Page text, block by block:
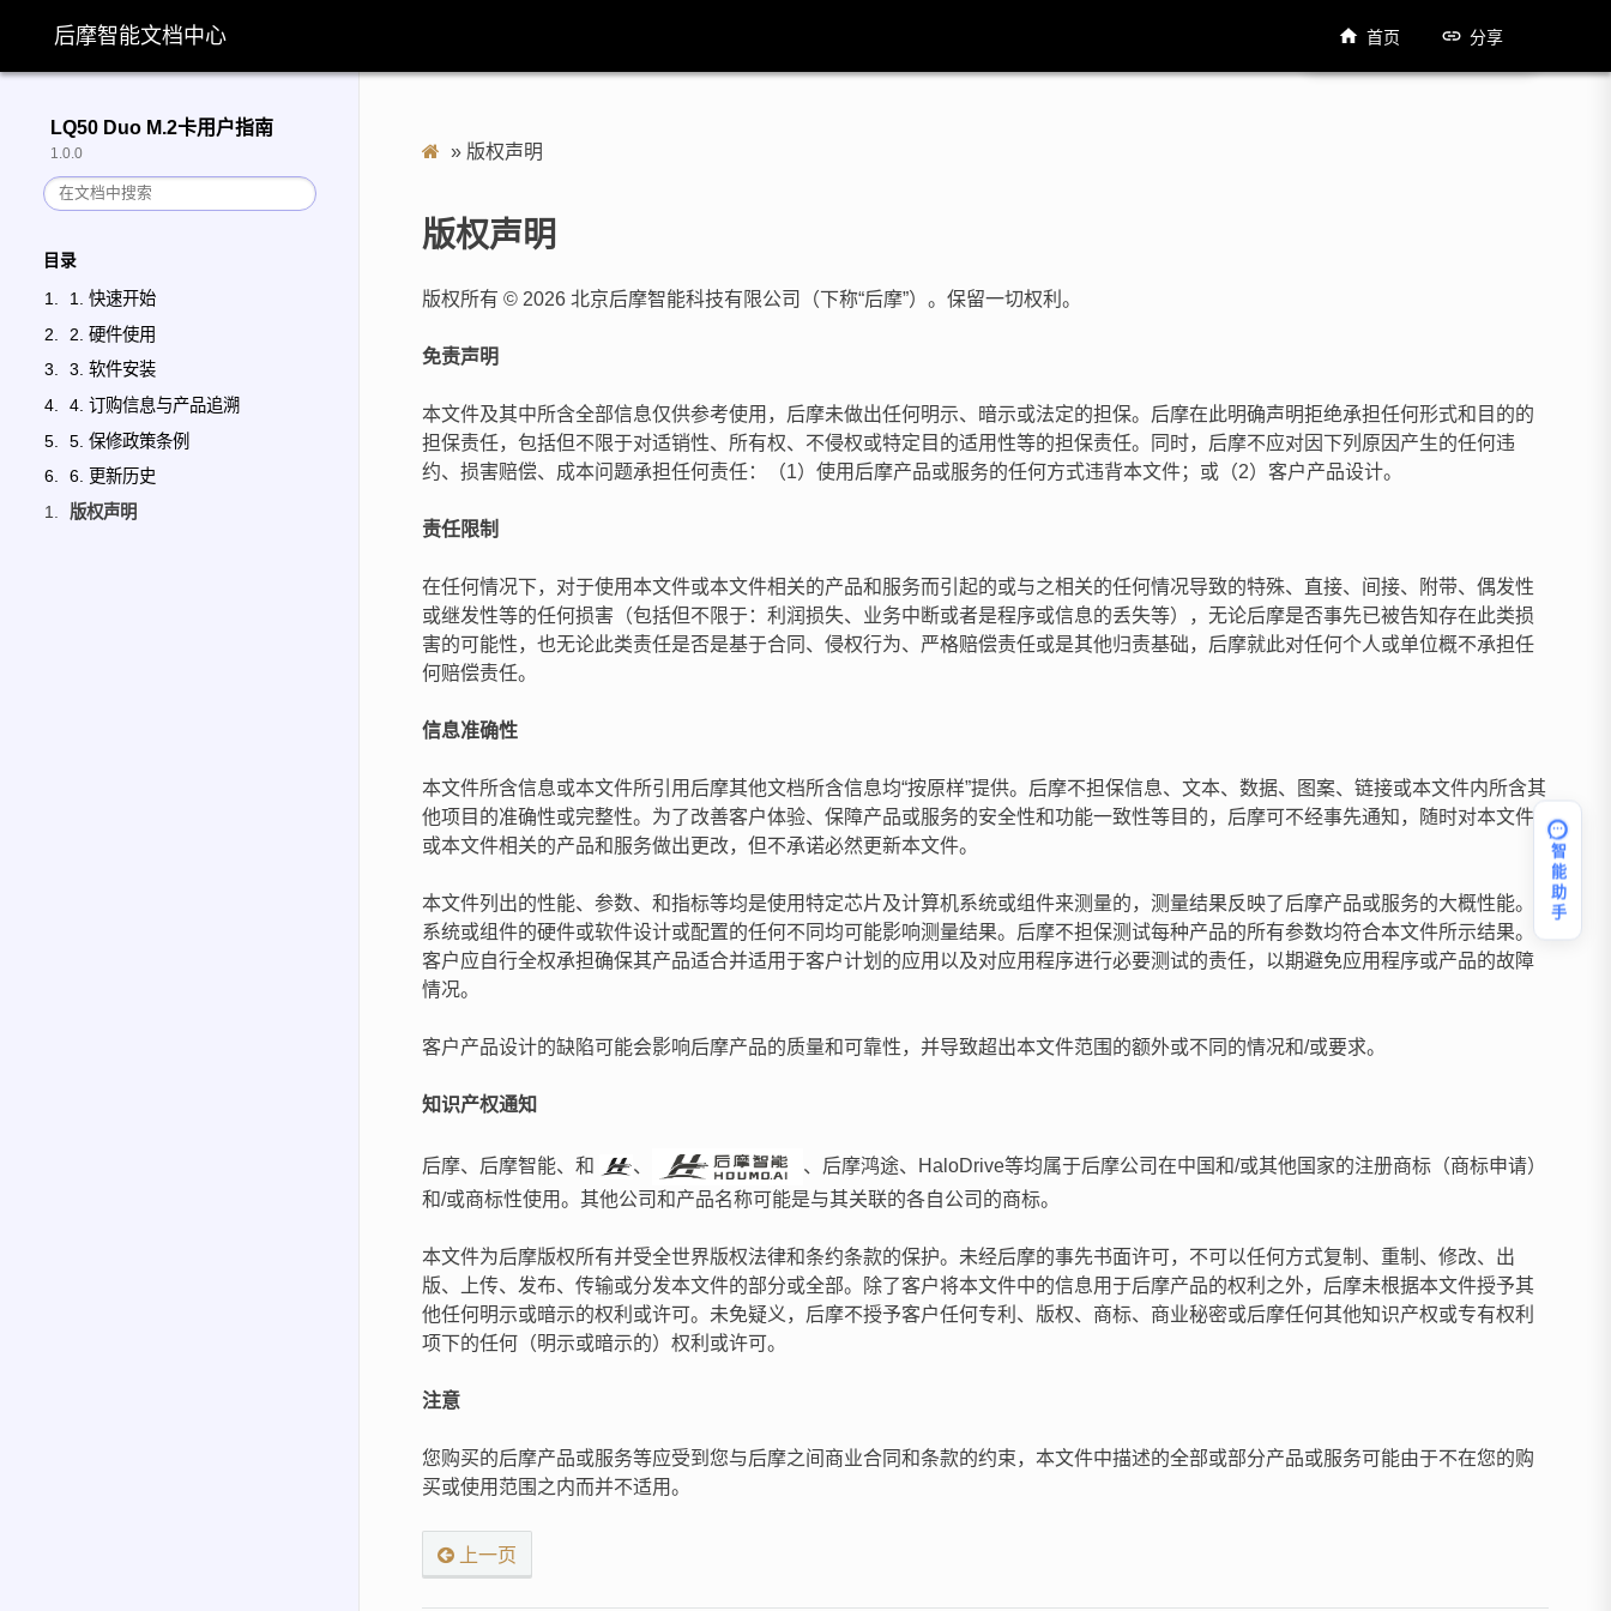
LQ50 Duo M.2卡用户指南
1.0.0
目录
1. 快速开始
2. 硬件使用
3. 软件安装
4. 订购信息与产品追溯
5. 保修政策条例
6. 更新历史
版权声明
» 版权声明
版权声明
版权所有 © 2026 北京后摩智能科技有限公司（下称“后摩”）。保留一切权利。
免责声明
本文件及其中所含全部信息仅供参考使用，后摩未做出任何明示、暗示或法定的担保。后摩在此明确声明拒绝承担任何形式和目的的
担保责任，包括但不限于对适销性、所有权、不侵权或特定目的适用性等的担保责任。同时，后摩不应对因下列原因产生的任何违
约、损害赔偿、成本问题承担任何责任：（1）使用后摩产品或服务的任何方式违背本文件；或（2）客户产品设计。
责任限制
在任何情况下，对于使用本文件或本文件相关的产品和服务而引起的或与之相关的任何情况导致的特殊、直接、间接、附带、偶发性
或继发性等的任何损害（包括但不限于：利润损失、业务中断或者是程序或信息的丢失等），无论后摩是否事先已被告知存在此类损
害的可能性，也无论此类责任是否是基于合同、侵权行为、严格赔偿责任或是其他归责基础，后摩就此对任何个人或单位概不承担任
何赔偿责任。
信息准确性
本文件所含信息或本文件所引用后摩其他文档所含信息均“按原样”提供。后摩不担保信息、文本、数据、图案、链接或本文件内所含其
他项目的准确性或完整性。为了改善客户体验、保障产品或服务的安全性和功能一致性等目的，后摩可不经事先通知，随时对本文件
或本文件相关的产品和服务做出更改，但不承诺必然更新本文件。
本文件列出的性能、参数、和指标等均是使用特定芯片及计算机系统或组件来测量的，测量结果反映了后摩产品或服务的大概性能。
系统或组件的硬件或软件设计或配置的任何不同均可能影响测量结果。后摩不担保测试每种产品的所有参数均符合本文件所示结果。
客户应自行全权承担确保其产品适合并适用于客户计划的应用以及对应用程序进行必要测试的责任，以期避免应用程序或产品的故障
情况。
客户产品设计的缺陷可能会影响后摩产品的质量和可靠性，并导致超出本文件范围的额外或不同的情况和/或要求。
知识产权通知
后摩、后摩智能、和 、
、后摩鸿途、HaloDrive等均属于后摩公司在中国和/或其他国家的注册商标（商标申请）
和/或商标性使用。其他公司和产品名称可能是与其关联的各自公司的商标。
本文件为后摩版权所有并受全世界版权法律和条约条款的保护。未经后摩的事先书面许可，不可以任何方式复制、重制、修改、出
版、上传、发布、传输或分发本文件的部分或全部。除了客户将本文件中的信息用于后摩产品的权利之外，后摩未根据本文件授予其
他任何明示或暗示的权利或许可。未免疑义，后摩不授予客户任何专利、版权、商标、商业秘密或后摩任何其他知识产权或专有权利
项下的任何（明示或暗示的）权利或许可。
注意
您购买的后摩产品或服务等应受到您与后摩之间商业合同和条款的约束，本文件中描述的全部或部分产品或服务可能由于不在您的购
买或使用范围之内而并不适用。
上一页
首页 分享
智能助手